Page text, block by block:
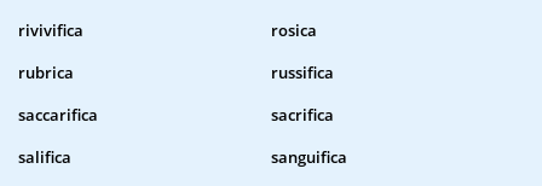
rivivifica
rosica
rubrica
russifica
saccarifica
sacrifica
salifica
sanguifica